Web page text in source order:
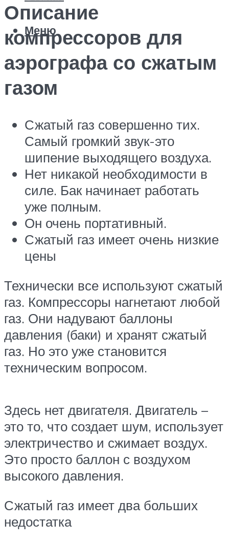
Меню
Описание
компрессоров для
аэрографа со сжатым
газом
Сжатый газ совершенно тих.
Самый громкий звук-это
шипение выходящего воздуха.
Нет никакой необходимости в
силе. Бак начинает работать
уже полным.
Он очень портативный.
Сжатый газ имеет очень низкие
цены
Технически все используют сжатый
газ. Компрессоры нагнетают любой
газ. Они надувают баллоны
давления (баки) и хранят сжатый
газ. Но это уже становится
техническим вопросом.
Здесь нет двигателя. Двигатель –
это то, что создает шум, использует
электричество и сжимает воздух.
Это просто баллон с воздухом
высокого давления.
Сжатый газ имеет два больших
недостатка